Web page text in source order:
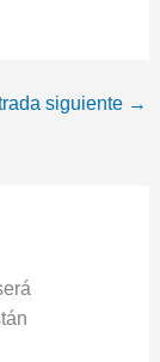
siguiente →